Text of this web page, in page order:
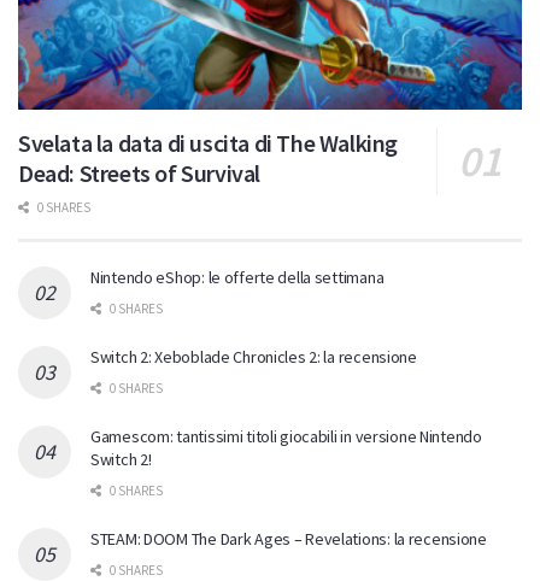
Svelata la data di uscita di The Walking
Dead: Streets of Survival
0 SHARES
Nintendo eShop: le offerte della settimana
0 SHARES
Switch 2: Xeboblade Chronicles 2: la recensione
0 SHARES
Gamescom: tantissimi titoli giocabili in versione Nintendo
Switch 2!
0 SHARES
STEAM: DOOM The Dark Ages – Revelations: la recensione
0 SHARES